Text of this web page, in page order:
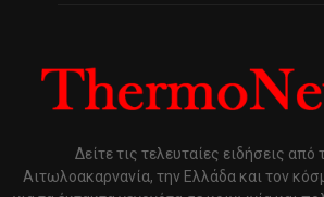
Δείτε τις τελευταίες ειδήσεις από
Αιτωλοακαρνανία, την Ελλάδα και τον